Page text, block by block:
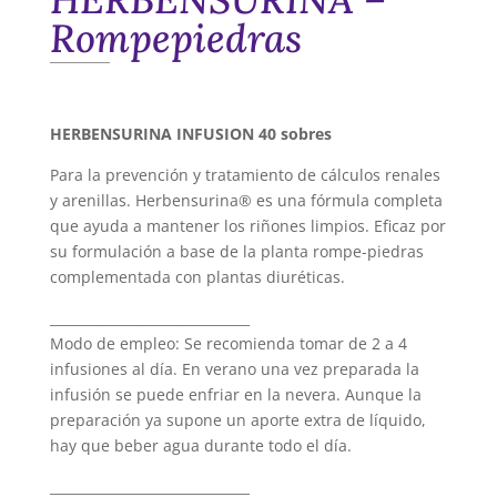
Rompepiedras
HERBENSURINA INFUSION 40 sobres
Para la prevención y tratamiento de cálculos renales
y arenillas. Herbensurina® es una fórmula completa
que ayuda a mantener los riñones limpios. Eficaz por
su formulación a base de la planta rompe-piedras
complementada con plantas diuréticas.
Modo de empleo: Se recomienda tomar de 2 a 4
infusiones al día. En verano una vez preparada la
infusión se puede enfriar en la nevera. Aunque la
preparación ya supone un aporte extra de líquido,
hay que beber agua durante todo el día.